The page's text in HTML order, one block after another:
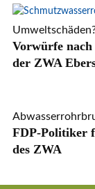
Vorwürfe
der ZWA
FDP-Politiker
des ZWA